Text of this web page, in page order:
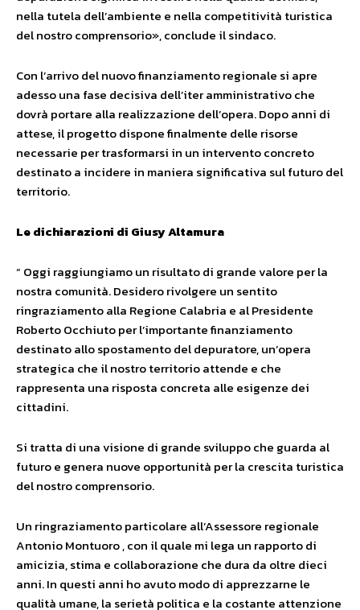
nella tutela dell’ambiente e nella competitività turistica
del nostro comprensorio», conclude il sindaco.
Con l’arrivo del nuovo finanziamento regionale si apre
adesso una fase decisiva dell’iter amministrativo che
dovrà portare alla realizzazione dell’opera. Dopo anni di
attese, il progetto dispone finalmente delle risorse
necessarie per trasformarsi in un intervento concreto
destinato a incidere in maniera significativa sul futuro del
territorio.
Le dichiarazioni di Giusy Altamura
“ Oggi raggiungiamo un risultato di grande valore per la
nostra comunità. Desidero rivolgere un sentito
ringraziamento alla Regione Calabria e al Presidente
Roberto Occhiuto per l’importante finanziamento
destinato allo spostamento del depuratore, un’opera
strategica che il nostro territorio attende e che
rappresenta una risposta concreta alle esigenze dei
cittadini.
Si tratta di una visione di grande sviluppo che guarda al
futuro e genera nuove opportunità per la crescita turistica
del nostro comprensorio.
Un ringraziamento particolare all’Assessore regionale
Antonio Montuoro , con il quale mi lega un rapporto di
amicizia, stima e collaborazione che dura da oltre dieci
anni. In questi anni ho avuto modo di apprezzarne le
qualità umane, la serietà politica e la costante attenzione